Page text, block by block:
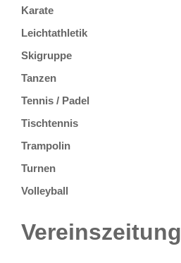
Karate
Leichtathletik
Skigruppe
Tanzen
Tennis / Padel
Tischtennis
Trampolin
Turnen
Volleyball
Vereinszeitung